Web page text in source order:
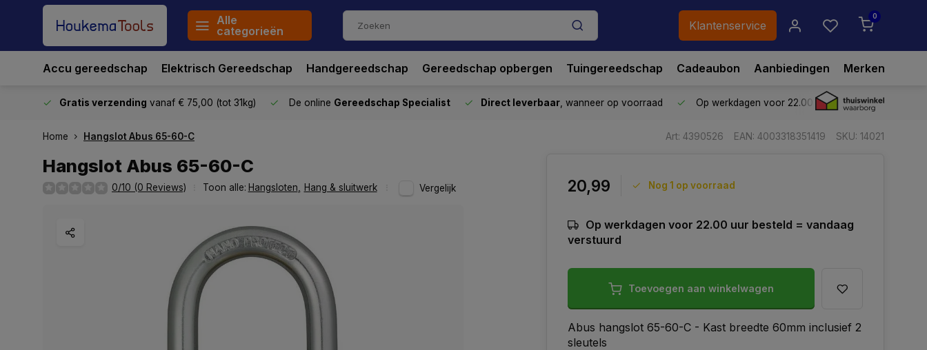
Alle
categorieën
Klantenservice
0
Accu gereedschap Elektrisch Gereedschap Handgereedschap Gereedschap opbergen Tuingereedschap Cadeaubon Aanbiedingen Merken
Gratis verzending vanaf € 75,00 (tot 31kg) De online Gereedschap Specialist Direct leverbaar , wanneer op voorraad Op werkdagen voor 22.00 uur besteld,vandaag
Home Hangslot Abus 65-60-C Art: 4390526 EAN: 4003318351419 SKU: 14021
Hangslot Abus 65-60-C
0/10 (0 Reviews) Toon alle: Hangsloten Hang & sluitwerk Vergelijk 20,99 Nog 1 op voorraad
Op werkdagen voor 22.00 uur besteld = vandaag
verstuurd
Toevoegen aan winkelwagen
Abus hangslot 65-60-C - Kast breedte 60mm inclusief 2
sleutels